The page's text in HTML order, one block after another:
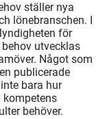
ställer nya
lönebranschen. I
för
utvecklas
Något som
publicerade
bara hur
kompetens
behöver.